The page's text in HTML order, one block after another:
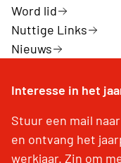
Word lid
Nuttige Links
Nieuws
Interesse in het
Stuur een mail
en ontvang het
werkjaar. Zin om